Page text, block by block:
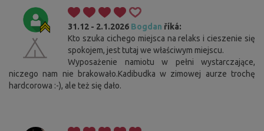
31.12 - 2.1.2026 Bogdan říká:
Kto szuka cichego miejsca na relaks i cieszenie się
spokojem, jest tutaj we właściwym miejscu.
Wyposażenie namiotu w pełni wystarczające,
niczego nam nie brakowało.Kadibudka w zimowej aurze trochę
hardcorowa :-), ale też się dało.